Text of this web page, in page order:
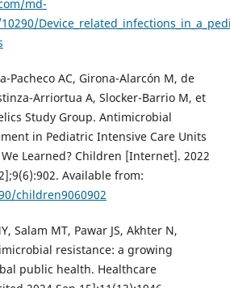
md-
Pacheco AC, Girona-Alarcón M, de
Arriortua A, Slocker-Barrio M, et
Study Group. Antimicrobial
in Pediatric Intensive Care Units
Learned? Children [Internet]. 2022
Available from:
children9060902
Salam MT, Pawar JS, Akhter N,
resistance: a growing
public health. Healthcare